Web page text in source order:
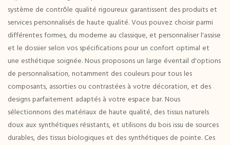
système de contrôle qualité rigoureux garantissent des produits et
services personnalisés de haute qualité. Vous pouvez choisir parmi
différentes formes, du moderne au classique, et personnaliser l'assise
et le dossier selon vos spécifications pour un confort optimal et
une esthétique soignée. Nous proposons un large éventail d'options
de personnalisation, notamment des couleurs pour tous les
composants, assorties ou contrastées à votre décoration, et des
designs parfaitement adaptés à votre espace bar. Nous
sélectionnons des matériaux de haute qualité, des tissus naturels
doux aux synthétiques résistants, et utilisons du bois issu de sources
durables, des tissus biologiques et des synthétiques de pointe. Ces